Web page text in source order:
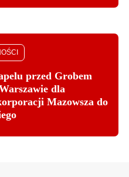
przed Grobem
dla
Mazowsza do